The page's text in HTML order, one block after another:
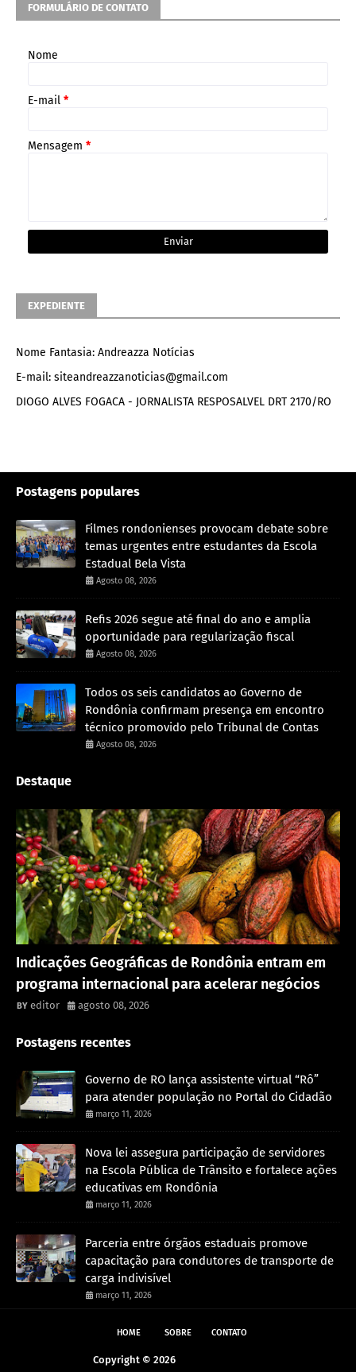
FORMULÁRIO DE CONTATO
Nome
E-mail *
Mensagem *
EXPEDIENTE
Nome Fantasia: Andreazza Notícias
E-mail: siteandreazzanoticias@gmail.com
DIOGO ALVES FOGACA - JORNALISTA RESPOSALVEL DRT 2170/RO
Postagens populares
Filmes rondonienses provocam debate sobre
temas urgentes entre estudantes da Escola
Estadual Bela Vista
Agosto 08, 2026
Refis 2026 segue até final do ano e amplia
oportunidade para regularização fiscal
Agosto 08, 2026
Todos os seis candidatos ao Governo de
Rondônia confirmam presença em encontro
técnico promovido pelo Tribunal de Contas
Agosto 08, 2026
Destaque
Indicações Geográficas de Rondônia entram em
programa internacional para acelerar negócios
editor agosto 08, 2026
Postagens recentes
Governo de RO lança assistente virtual “Rô”
para atender população no Portal do Cidadão
março 11, 2026
Nova lei assegura participação de servidores
na Escola Pública de Trânsito e fortalece ações
educativas em Rondônia
março 11, 2026
Parceria entre órgãos estaduais promove
capacitação para condutores de transporte de
carga indivisível
março 11, 2026
HOME SOBRE CONTATO
Copyright © 2026